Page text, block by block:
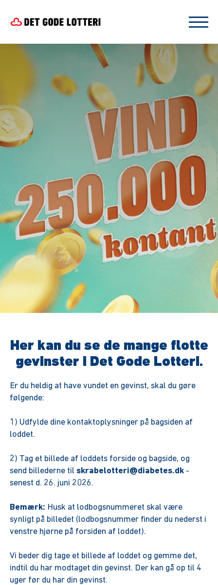
Her kan du se de mange flotte
gevinster i Det Gode Lotteri.
Er du heldig at have vundet en gevinst, skal du gøre
følgende:
1) Udfylde dine kontaktoplysninger på bagsiden af
loddet.
2) Tag et billede af loddets forside og bagside, og
send billederne til skrabelotteri@diabetes.dk -
senest d. 26. juni 2026.
Bemærk: Husk at lodbogsnummeret skal være
synligt på billedet (lodbogsnummer finder du nederst i
venstre hjørne på forsiden af loddet).
Vi beder dig tage et billede af loddet og gemme det,
indtil du har modtaget din gevinst. Der kan gå op til 4
uger før du har din gevinst.